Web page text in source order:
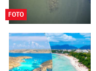
FOTO